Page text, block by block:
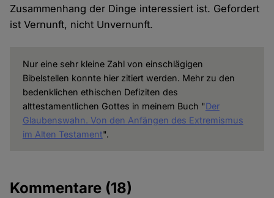
Zusammenhang der Dinge interessiert ist. Gefordert
ist Vernunft, nicht Unvernunft.
Nur eine sehr kleine Zahl von einschlägigen
Bibelstellen konnte hier zitiert werden. Mehr zu den
bedenklichen ethischen Defiziten des
alttestamentlichen Gottes in meinem Buch "Der
Glaubenswahn. Von den Anfängen des Extremismus
im Alten Testament".
Kommentare (18)